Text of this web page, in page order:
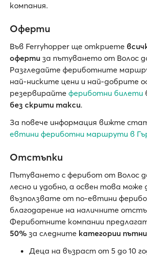
компания.
Оферти
Във Ferryhopper ще откриете
оферти за пътуването от Волос
Разгледайте фериботните
най-ниските цени и най-добрите
резервирайте фериботни билети
без скрити такси.
За повече информация вижте
евтини фериботни маршрути в
Отстъпки
Пътуването с ферибот от Волос
лесно и удобно, а освен това може
възползвате от по-евтини
благодарение на наличните
Фериботните компании
50% за следните категории
Деца на възраст от 5 до 10